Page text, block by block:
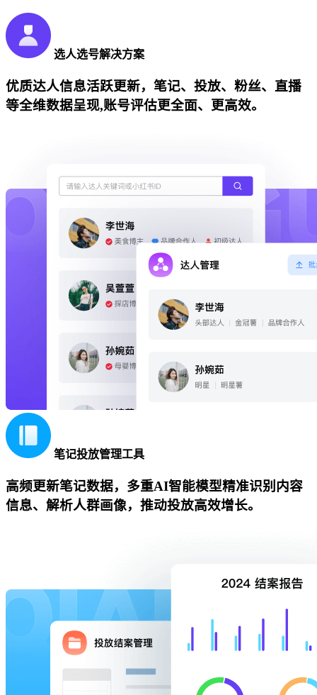
选人选号解决方案
优质达人信息活跃更新，笔记、投放、粉丝、直播
等全维数据呈现,账号评估更全面、更高效。
笔记投放管理工具
高频更新笔记数据，多重AI智能模型精准识别内容
信息、解析人群画像，推动投放高效增长。